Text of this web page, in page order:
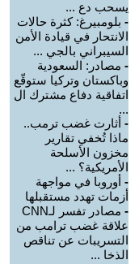
يسحب دع ...
- بلومبيرغ: كثرة حالات
الانتحار في قيادة الأمن
السيبراني بالجي ...
- مصادر: السعودية
وباكستان وتركيا ستوقّع
اتفاقية دفاع مشترك ال
...
- أثارت غضب ترمب..
ماذا تُخفي تقارير
مخزون الأسلحة
الأمريكية؟ ...
- أوروبا في مواجهة
أزمات تهدد مستقبلها
-
مصادر تفسر لـCNN
علاقة غضب ترامب من
التسريبات عن تناقص
الذخا ...